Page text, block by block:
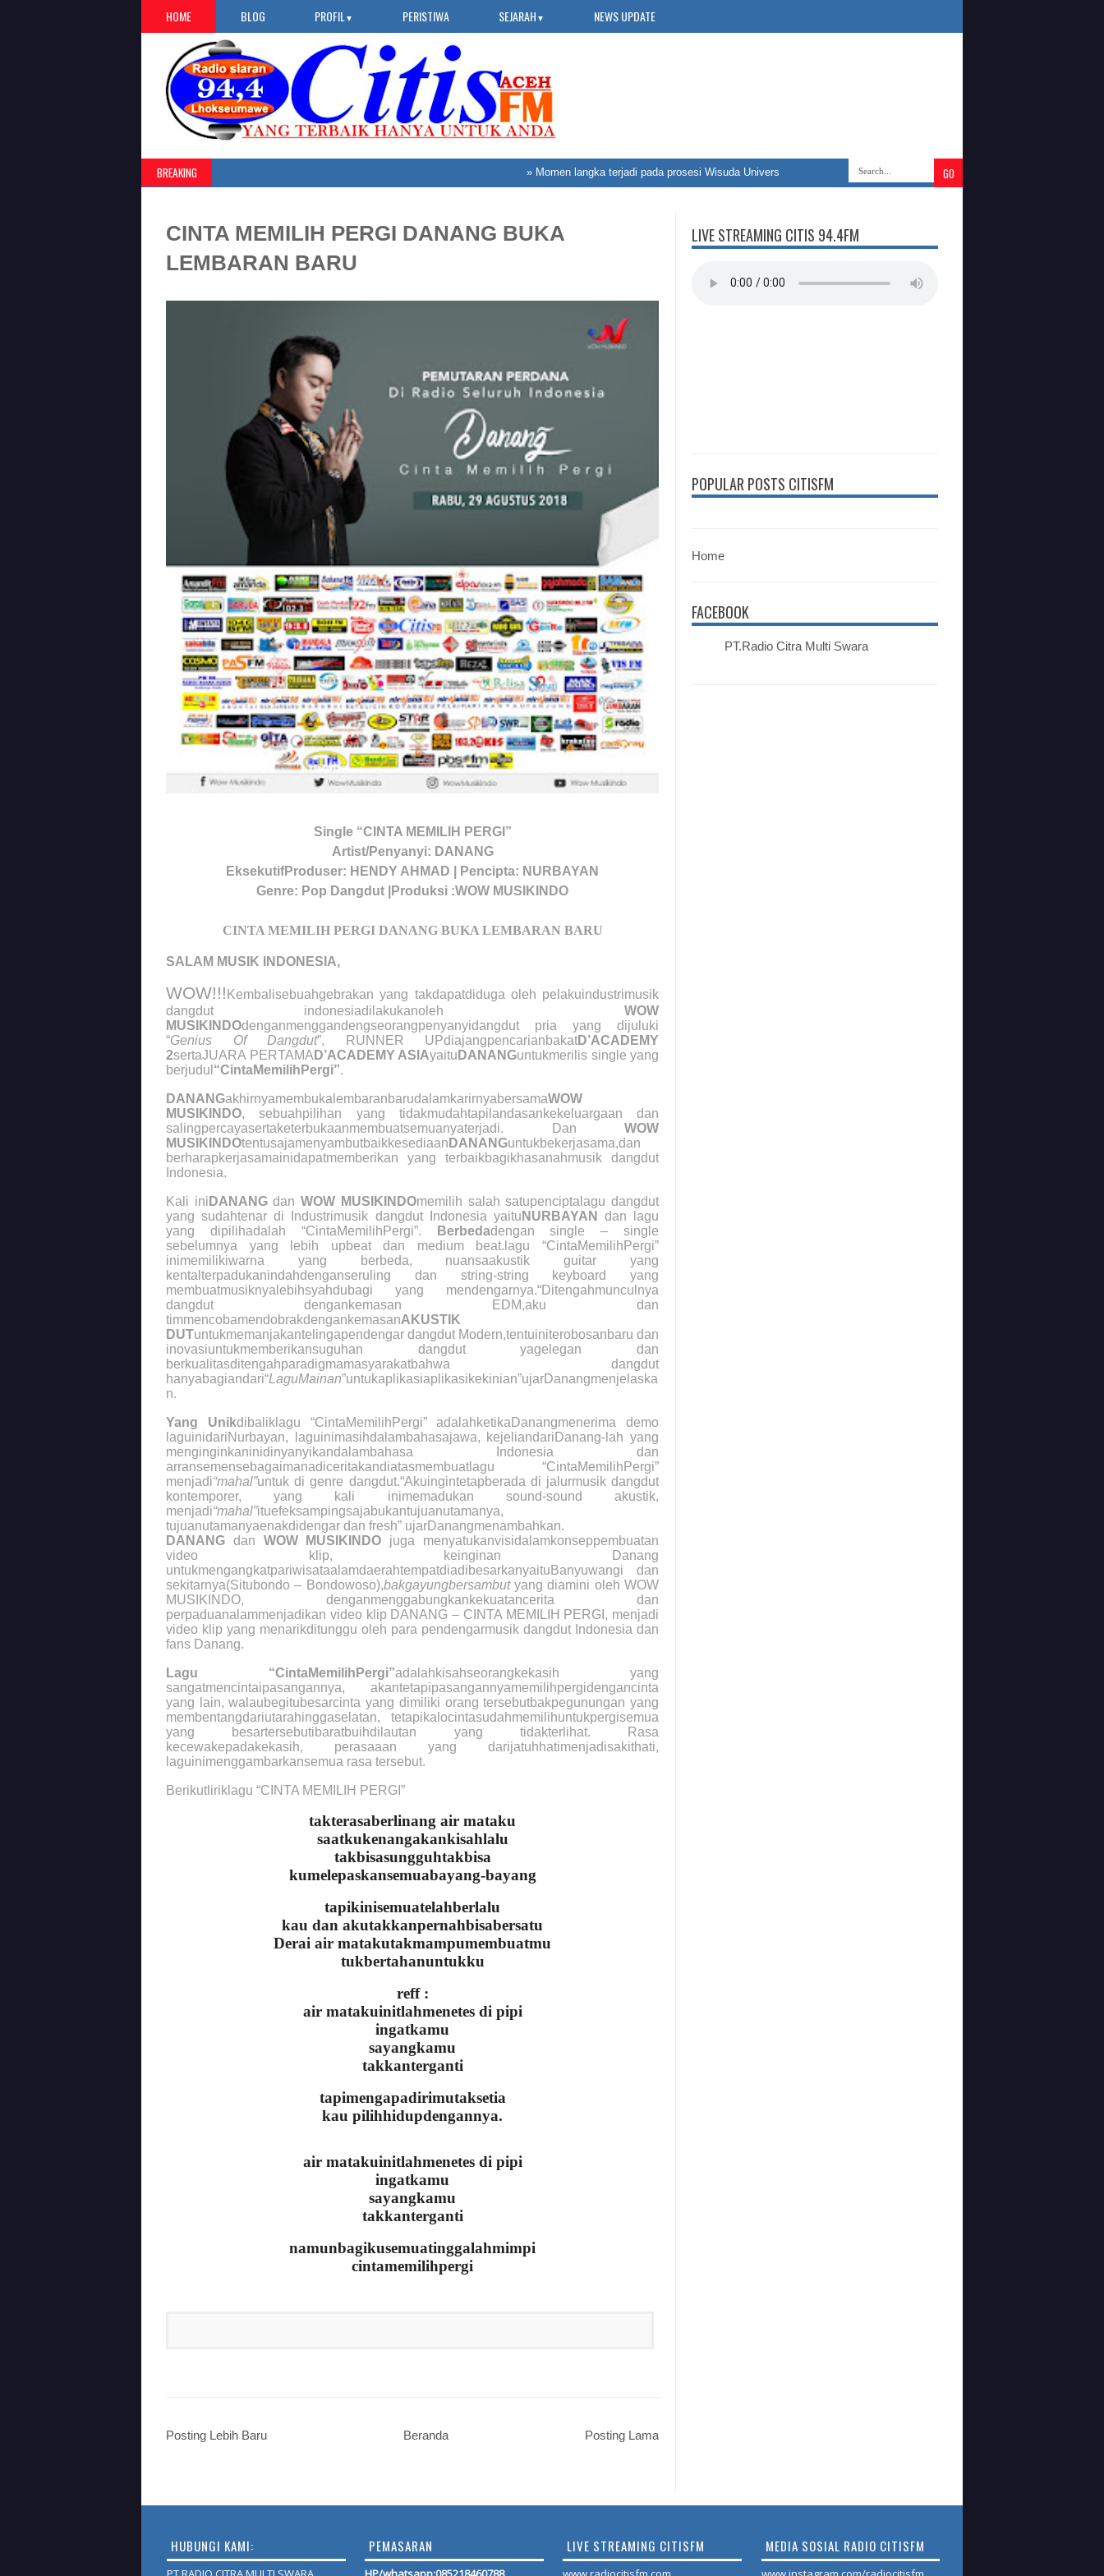
HOME BLOG PROFIL ▼ PERISTIWA SEJARAH ▼ NEWS UPDATE
BREAKING Momen langka terjadi pada prosesi Wisuda Universitas Nasional Universitas Islam Negeri Sultanah Nahrasiyah
CINTA MEMILIH PERGI DANANG BUKA
LEMBARAN BARU
Single “CINTA MEMILIH PERGI”
Artist/Penyanyi: DANANG
EksekutifProduser: HENDY AHMAD | Pencipta: NURBAYAN
Genre: Pop Dangdut |Produksi :WOW MUSIKINDO
CINTA MEMILIH PERGI DANANG BUKA LEMBARAN BARU
SALAM MUSIK INDONESIA,
WOW!!! Kembalisebuahgebrakan yang takdapatdiduga oleh pelakuindustrimusik
dangdut indonesiadilakukanoleh
WOW
MUSIKINDOdenganmenggandengseorangpenyanyidangdut pria yang dijuluki
“Genius Of Dangdut”, RUNNER UPdiajangpencarianbakatD’ACADEMY
2sertaJUARA PERTAMA D’ACADEMY ASIAyaitu DANANGuntukmerilis single yang
berjudul “CintaMemilihPergi”.
DANANGakhirnyamembukalembaranbarudalamkarirnyabersamaWOW
MUSIKINDO, sebuahpilihan yang tidakmudahtapilandasankekeluargaan dan
salingpercayasertaketerbukaanmembuatsemuanyaterjadi. Dan WOW
MUSIKINDOtentusajamenyambutbaikkesediaan DANANGuntukbekerjasama,dan
berharapkerjasamainidapatmemberikan yang terbaikbagikhasanahmusik dangdut
Indonesia.
Kali ini DANANGdanWOW MUSIKINDOmemilih salah satupenciptalagu dangdut
yang sudahtenar di Industrimusik dangdut Indonesia yaitu NURBAYAN
dan lagu
yang dipilihadalah “CintaMemilihPergi”.
Berbedadengan single – single
sebelumnya yang lebih upbeat dan medium beat.lagu “CintaMemilihPergi”
inimemilikiwarna yang berbeda, nuansaakustik guitar yang
kentalterpadukanindahdenganseruling dan string-string keyboard yang
membuatmusiknyalebihsyahdubagi yang mendengarnya.“Ditengahmunculnya
dangdut dengankemasan EDM,aku dan
timmencobamendobrakdengankemasanAKUSTIK
DUTuntukmemanjakantelingapendengar dangdut Modern,tentuiniterobosanbaru dan
inovasiuntukmemberikansuguhan dangdut yagelegan dan
berkualitasditengahparadigmamasyarakatbahwa dangdut
hanyabagiandari“LaguMainan”untukaplikasiaplikasikekinian”ujarDanangmenjelaska
n.
Yang Unikdibaliklagu “CintaMemilihPergi” adalahketikaDanangmenerima demo
laguinidariNurbayan, laguinimasihdalambahasajawa, kejeliandariDanang-lah yang
menginginkaninidinyanyikandalambahasa Indonesia dan
arransemensebagaimanadiceritakandiatasmembuatlagu “CintaMemilihPergi”
menjadi“mahal”untuk di genre dangdut.“Akuingintetapberada di jalurmusik dangdut
kontemporer, yang kali inimemadukan sound-sound akustik,
menjadi“mahal”ituefeksampingsajabukantujuanutamanya,
tujuanutamanyaenakdidengar dan fresh” ujarDanangmenambahkan.
DANANG dan WOW MUSIKINDO juga menyatukanvisidalamkonseppembuatan
video klip, keinginan Danang
untukmengangkatpariwisataalamdaerahtempatdiadibesarkanyaituBanyuwangi dan
sekitarnya(Situbondo – Bondowoso),bakgayungbersambutyang diamini oleh WOW
MUSIKINDO, denganmenggabungkankekuatancerita dan
perpaduanalammenjadikan video klip DANANG – CINTA MEMILIH PERGI, menjadi
video klip yang menarikditunggu oleh para pendengarmusik dangdut Indonesia dan
fans Danang.
Lagu “CintaMemilihPergi”adalahkisahseorangkekasih yang
sangatmencintaipasangannya, akantetapipasangannyamemilihpergidengancinta
yang lain, walaubegitubesarcinta yang dimiliki orang tersebutbakpegunungan yang
membentangdariutarahinggaselatan, tetapikalocintasudahmemilihuntukpergisemua
yang besartersebutibaratbuihdilautan yang tidakterlihat. Rasa
kecewakepadakekasih, perasaaan yang darijatuhhatimenjadisakithati,
laguinimenggambarkansemua rasa tersebut.
Berikutliriklagu “CINTA MEMILIH PERGI”
takterasaberlinang air mataku
saatkukenangakankisahlalu
takbisasungguhtakbisa
kumelepaskansemuabayang-bayang
tapikinisemuatelahberlalu
kau dan akutakkanpernahbisabersatu
Derai air matakutakmampumembuatmu
tukbertahanuntukku
reff :
air matakuinitlahmenetes di pipi
ingatkamu
sayangkamu
takkanterganti
tapimengapadirimutaksetia
kau pilihhidupdengannya.
air matakuinitlahmenetes di pipi
ingatkamu
sayangkamu
takkanterganti
namunbagikusemuatinggalahmimpi
cintamemilihpergi
Posting Lebih Baru Posting Lama
Beranda
LIVE STREAMING CITIS 94.4FM
POPULAR POSTS CITISFM
Home
FACEBOOK
PT.Radio Citra Multi Swara
HUBUNGI KAMI: PEMASARAN LIVE STREAMING CITISFM MEDIA SOSIAL RADIO CITISFM